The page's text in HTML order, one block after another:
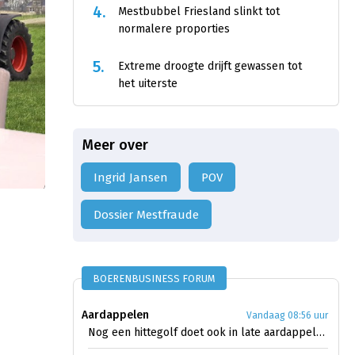
4.
Mestbubbel Friesland slinkt tot
normalere proporties
5.
Extreme droogte drijft gewassen tot
het uiterste
Meer over
Ingrid Jansen POV
Dossier Mestfraude
BOERENBUSINESS FORUM
Aardappelen Vandaag 08:56 uur
Nog een hittegolf doet ook in late aardappelen licht uit